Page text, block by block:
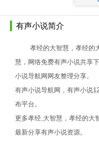
有声小说简介
孝经的大智慧，孝经的
慧，网络免费有声小说共享
小说导航网网友整理分享。
有声小说导航网，有声小说
布平台。
更多孝经,大智慧，孝经的大
最新分享有声小说资源。